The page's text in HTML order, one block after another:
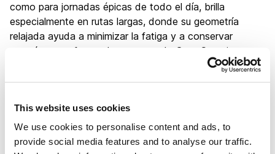
This website uses cookies
We use cookies to personalise content and ads, to
provide social media features and to analyse our traffic.
como para jornadas épicas de todo el día, brilla
especialmente en rutas largas, donde su geometría
relajada ayuda a minimizar la fatiga y a conservar
energía para afrontar los puertos de Gran Canaria y
Ofrece una excelente transferencia de potencia, un
superficies variadas, lo que la convierte en una bicicleta
fiable y segura, perfecta para quienes buscan una
montura rápida y capaz, pero sin la exigencia de una